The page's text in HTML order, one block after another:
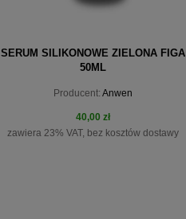
SERUM SILIKONOWE ZIELONA FIGA
50ML
Producent: Anwen
40,00 zł
zawiera 23% VAT, bez kosztów dostawy